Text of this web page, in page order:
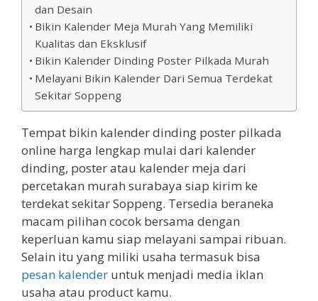
dan Desain
Bikin Kalender Meja Murah Yang Memiliki
Kualitas dan Eksklusif
Bikin Kalender Dinding Poster Pilkada Murah
Melayani Bikin Kalender Dari Semua Terdekat
Sekitar Soppeng
Tempat bikin kalender dinding poster pilkada
online harga lengkap mulai dari kalender
dinding, poster atau kalender meja dari
percetakan murah surabaya siap kirim ke
terdekat sekitar Soppeng. Tersedia beraneka
macam pilihan cocok bersama dengan
keperluan kamu siap melayani sampai ribuan.
Selain itu yang miliki usaha termasuk bisa
pesan kalender untuk menjadi media iklan
usaha atau product kamu.